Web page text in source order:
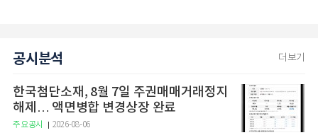
공시분석 더보기
한국첨단소재, 8월 7일 주권매매거래정지
해제… 액면병합 변경상장 완료
주요공시 2026-08-06